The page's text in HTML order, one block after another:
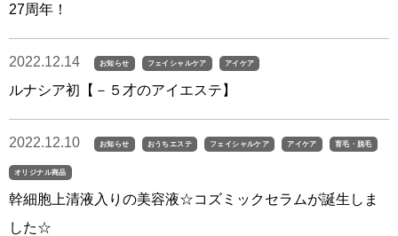
27周年！
2022.12.14 お知らせ フェイシャルケア アイケア
ルナシア初【－５才のアイエステ】
2022.12.10 お知らせ おうちエステ フェイシャルケア アイケア 育毛・脱毛
オリジナル商品
幹細胞上清液入りの美容液☆コズミックセラムが誕生しま
した☆